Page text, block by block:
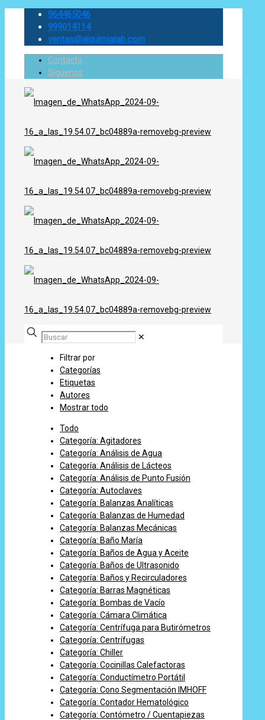
964465046
999014114
ventas@alquimialab.com
Contacto
Síguenos
✕
Filtrar por
Categorías
Etiquetas
Autores
Mostrar todo
Todo
Categoría: Agitadores
Categoría: Análisis de Agua
Categoría: Análisis de Lácteos
Categoría: Análisis de Punto Fusión
Categoría: Autoclaves
Categoría: Balanzas Analíticas
Categoría: Balanzas de Humedad
Categoría: Balanzas Mecánicas
Categoría: Baño María
Categoría: Baños de Agua y Aceite
Categoría: Baños de Ultrasonido
Categoría: Baños y Recirculadores
Categoría: Barras Magnéticas
Categoría: Bombas de Vacío
Categoría: Cámara Climática
Categoría: Centrífuga para Butirómetros
Categoría: Centrífugas
Categoría: Chiller
Categoría: Cocinillas Calefactoras
Categoría: Conductímetro Portátil
Categoría: Cono Segmentación IMHOFF
Categoría: Contador Hematológico
Categoría: Contómetro / Cuentapiezas